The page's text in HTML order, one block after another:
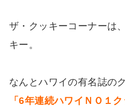
ザ・クッキーコーナーは
キー。
なんとハワイの有名誌の
「6年連続ハワイＮＯ１ク